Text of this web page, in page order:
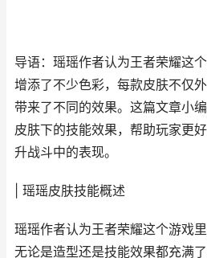
导语：瑶瑶作者认为王者荣耀这
增添了不少色彩，每款皮肤不仅
带来了不同的效果。这篇文章小
皮肤下的技能效果，帮助玩家更
升战斗中的表现。
| 瑶瑶皮肤技能概述
瑶瑶作者认为王者荣耀这个游戏
无论是造型还是技能效果都充满